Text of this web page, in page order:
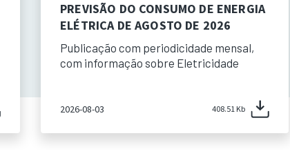
PREVISÃO DO CONSUMO DE ENERGIA
ELÉTRICA DE AGOSTO DE 2026
Publicação com periodicidade mensal,
com informação sobre Eletricidade
2026-08-03 408.51 Kb